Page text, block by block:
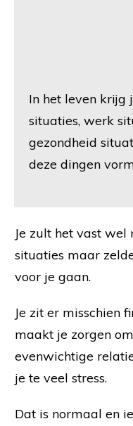
In het leven krijg
situaties, werk
gezondheid
deze dingen
Je zult het vast
situaties maar
voor je gaan.
Je zit er misschien
maakt je zorgen
evenwichtige
je te veel stress.
Dat is normaal en